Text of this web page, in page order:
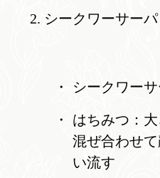
シークワーサーパ
シークワー
はちみつ：大
混ぜ合わせ
い流す